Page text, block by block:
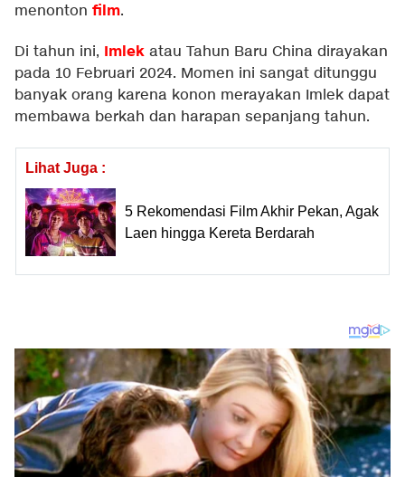
menonton film.
Di tahun ini, Imlek atau Tahun Baru China dirayakan
pada 10 Februari 2024. Momen ini sangat ditunggu
banyak orang karena konon merayakan Imlek dapat
membawa berkah dan harapan sepanjang tahun.
Lihat Juga :
5 Rekomendasi Film Akhir Pekan, Agak
Laen hingga Kereta Berdarah